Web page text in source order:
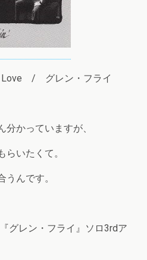
/ グレン・フライ
分かっていますが、
らいたくて。
んです。
グレン・フライ』ソロ3rdア